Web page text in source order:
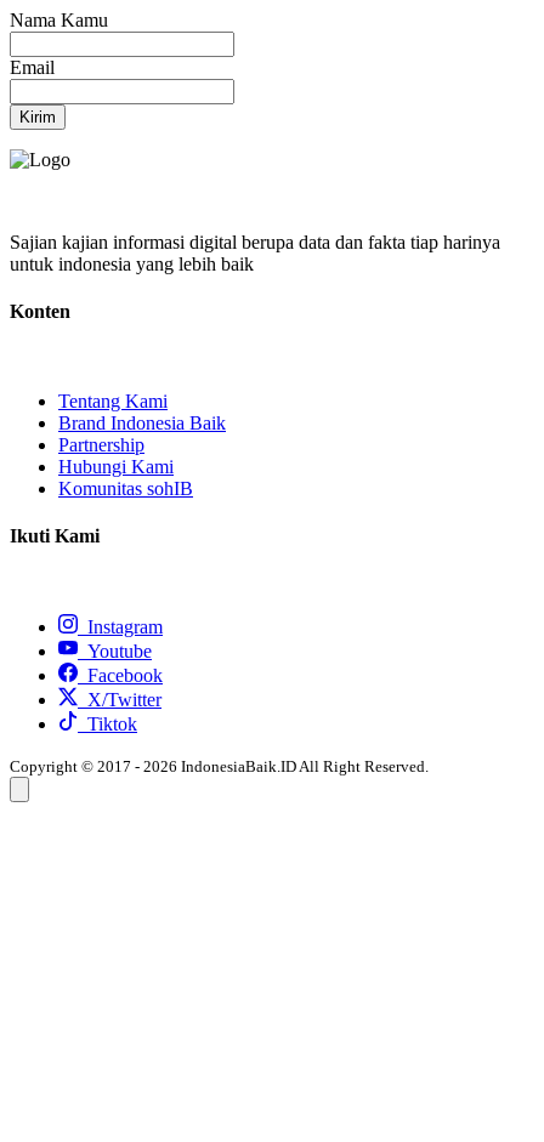
Nama Kamu
Email
Kirim
Sajian kajian informasi digital berupa data dan fakta tiap harinya
untuk indonesia yang lebih baik
Konten
Tentang Kami
Brand Indonesia Baik
Partnership
Hubungi Kami
Komunitas sohIB
Ikuti Kami
Instagram
Youtube
Facebook
X/Twitter
Tiktok
Copyright © 2017 - 2026 IndonesiaBaik.ID All Right Reserved.